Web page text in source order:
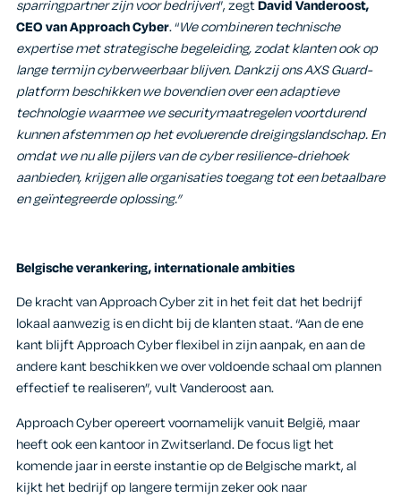
sparringpartner zijn voor bedrijven”, zegtDavid Vanderoost,
CEO van Approach Cyber. “We combineren technische
expertise met strategische begeleiding, zodat klanten ook op
lange termijn cyberweerbaar blijven. Dankzij ons AXS Guard-
platform beschikken we bovendien over een adaptieve
technologie waarmee we securitymaatregelen voortdurend
kunnen afstemmen op het evoluerende dreigingslandschap. En
omdat we nu alle pijlers van de cyber resilience-driehoek
aanbieden, krijgen alle organisaties toegang tot een betaalbare
en geïntegreerde oplossing.”
Belgische verankering, internationale ambities
De kracht van Approach Cyber zit in het feit dat het bedrijf
lokaal aanwezig is en dicht bij de klanten staat. “Aan de ene
kant blijft Approach Cyber flexibel in zijn aanpak, en aan de
andere kant beschikken we over voldoende schaal om plannen
effectief te realiseren”, vult Vanderoost aan.
Approach Cyber opereert voornamelijk vanuit België, maar
heeft ook een kantoor in Zwitserland. De focus ligt het
komende jaar in eerste instantie op de Belgische markt, al
kijkt het bedrijf op langere termijn zeker ook naar